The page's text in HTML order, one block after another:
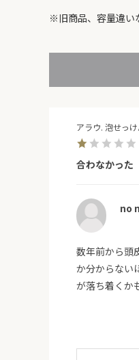
※旧商品、容量違い
アラウ. 泡せっ
合わなかった
no
数年前から頭
か分からない
が落ち着くか